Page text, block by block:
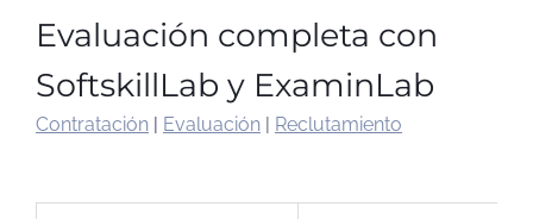
Evaluación completa con
SoftskillLab y ExaminLab
Contratación| Evaluación| Reclutamiento